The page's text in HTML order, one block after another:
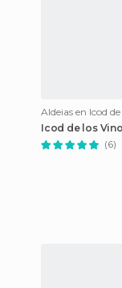
Aldeias en Icod
Icod de los
(6)